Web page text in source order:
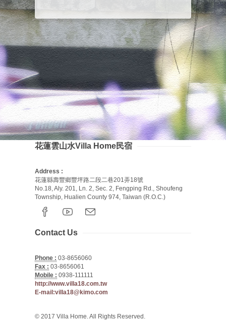
花蓮雲山水Villa Home民宿
Address :
花蓮縣壽豐鄉豐坪路二段二巷201弄18號
No.18, Aly. 201, Ln. 2, Sec. 2, Fengping Rd., Shoufeng
Township, Hualien County 974, Taiwan (R.O.C.)
Contact Us
Phone : 03-8656060
Fax : 03-8656061
Mobile : 0938-111111
http://www.villa18.com.tw
E-mail:villa18@kimo.com
© 2017 Villa Home. All Rights Reserved.